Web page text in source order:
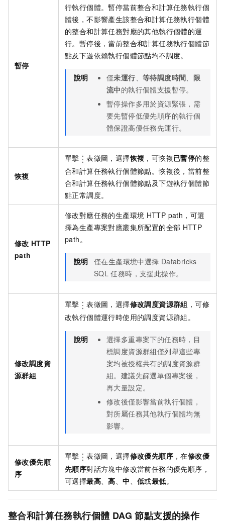
暫停
行執行個體。暫停當前整合和計算任務執行個
體後，不影響產生該整合和計算任務執行個體
的整合和計算任務對應的其他執行個體的運
行。暫停後，當前整合和計算任務執行個體節
點及下遊依賴執行個體節點均不調度。
說明 僅未運行 、等待調度時間
限
流中的執行個體支援暫停。
暫停操作多用於資源緊張，需
要先暫停低優先順序的執行個
體保證高優任務先運行。
恢複
單擊 表徵圖，選擇恢複 ，可恢複已暫停的整
合和計算任務執行個體節點。恢複後，當前整
合和計算任務執行個體節點及下遊執行個體節
點正常調度。
修改 HTTP
path
修改對應任務的生產環境 HTTP path，可選
擇為生產專案對應叢集所配置的全部 HTTP
path。
說明 僅在生產環境中選擇 Databricks
SQL 任務時，支援此操作。
修改調度資
源群組
單擊 表徵圖，選擇修改調度資源群組 ，可修
改執行個體運行時使用的調度資源群組。
說明
選擇多重專案下的任務時，目
標調度資源群組僅列舉這些專
案均被授權共有的調度資源群
組。建議先篩選單個專案後，
再大量設定。
修改後僅影響當前執行個體，
對所屬任務其他執行個體均無
影響。
修改優先順
序
單擊 表徵圖，選擇修改優先順序 ，在修改優
先順序對話方塊中修改當前任務的優先順序，
可選擇最高 、高 、中 、低或最低。
整合和計算任務執行個體 DAG 節點支援的操作